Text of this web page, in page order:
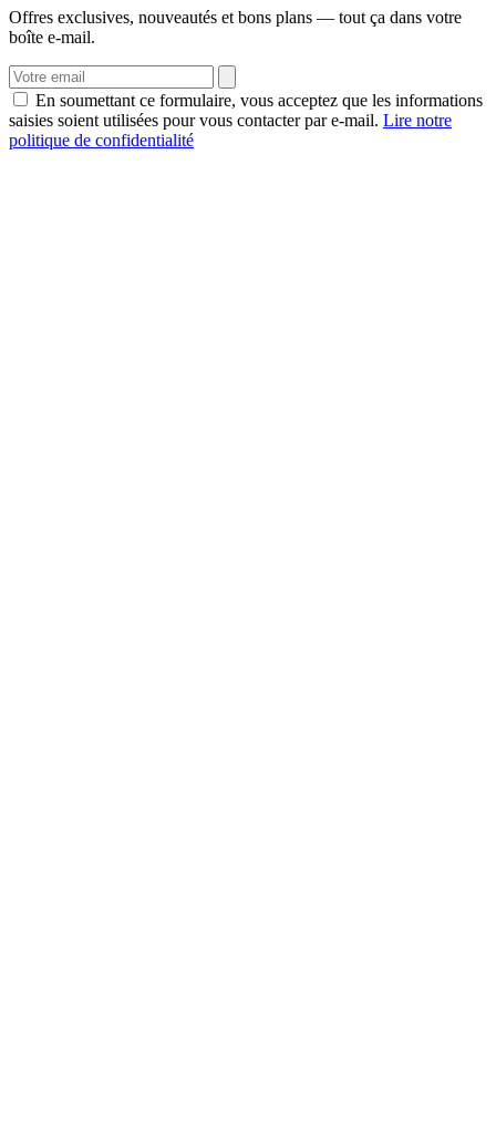
Offres exclusives, nouveautés et bons plans — tout ça dans votre
boîte e-mail.
En soumettant ce formulaire, vous acceptez que les informations
saisies soient utilisées pour vous contacter par e-mail. Lire notre
politique de confidentialité